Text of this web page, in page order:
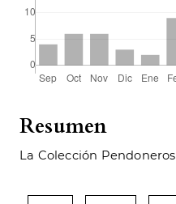
Resumen
La Colección Pendoneros